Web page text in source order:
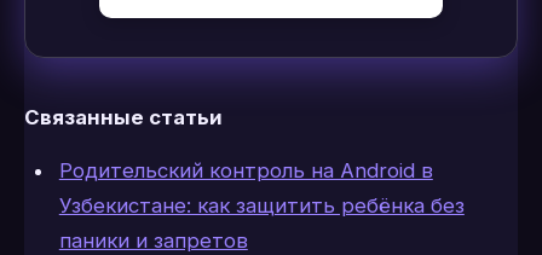
Связанные статьи
Родительский контроль на Android в
Узбекистане: как защитить ребёнка без
паники и запретов